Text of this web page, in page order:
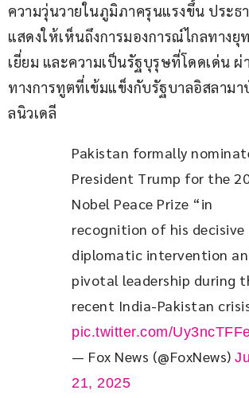
ความวุ่นวายในภูมิภาครุนแรงขึ้น ประธ
แสดงให้เห็นถึงการมองการณ์ไกลทางยุ
เยี่ยม และความเป็นรัฐบุรุษที่โดดเด่น ผ่
ทางการทูตที่เข้มแข็งกับรัฐบาลอิสลาม
ลนิวเดลี
Pakistan formally
President Trump for the
Nobel Peace Prize “in
recognition of his decisive
diplomatic intervention
pivotal leadership during
recent India-Pakistan
pic.twitter.com/
— Fox News (@FoxNews)
21, 2025